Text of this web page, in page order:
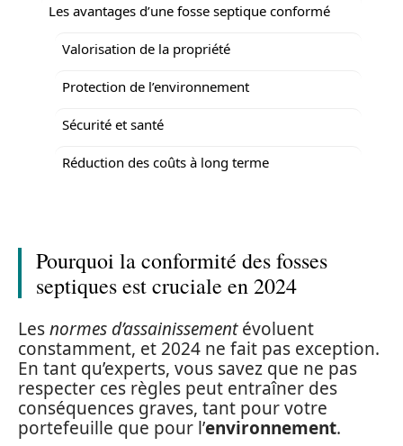
Les avantages d’une fosse septique conformé
Valorisation de la propriété
Protection de l’environnement
Sécurité et santé
Réduction des coûts à long terme
Pourquoi la conformité des fosses
septiques est cruciale en 2024
Lesnormes d’assainissementévoluent
constamment, et 2024 ne fait pas exception.
En tant qu’experts, vous savez que ne pas
respecter ces règles peut entraîner des
conséquences graves, tant pour votre
portefeuille que pour l’environnement.